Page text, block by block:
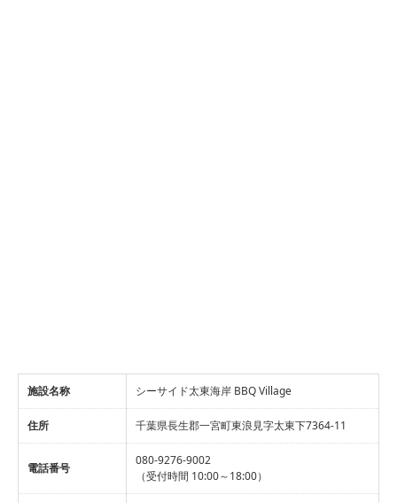
施設名称 シーサイド太東海岸 BBQ Village
住所 千葉県長生郡一宮町東浪見字太東下7364-11
電話番号
080-9276-9002
（受付時間 10:00～18:00）